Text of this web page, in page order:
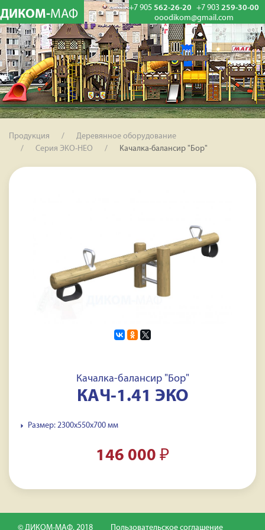
ДИКОМ-МАФ +7 905 562-26-20 +7 903 259-30-00
ooodikom@gmail.com
Продукция
Деревянное оборудование
Серия ЭКО-НЕО
Качалка-балансир "Бор"
Качалка-балансир "Бор"
КАЧ-1.41 ЭКО
Размер: 2300x550x700 мм
146 000 ₽
© ДИКОМ-МАФ, 2018 Пользовательское соглашение